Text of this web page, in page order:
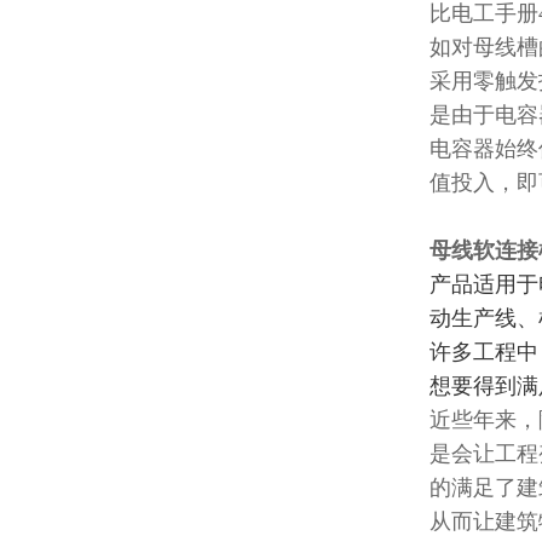
比电工手
如对母线
采用零触
是由于电
电容器始
值投入，
母线软连
产品适用
动生产线
许多工程
想要得到
近些年来
是会让工
的满足了
从而让建